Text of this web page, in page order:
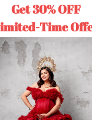
freigegeben werden
Get 30% OFF
Time